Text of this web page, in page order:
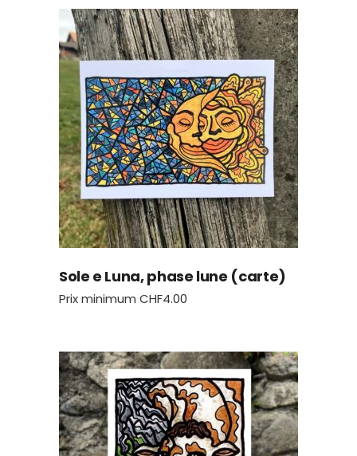
Sole e Luna, phase lune (carte)
Prix minimum CHF4.00